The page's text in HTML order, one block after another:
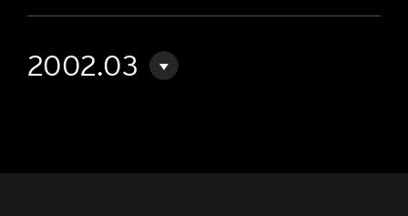
2002.03